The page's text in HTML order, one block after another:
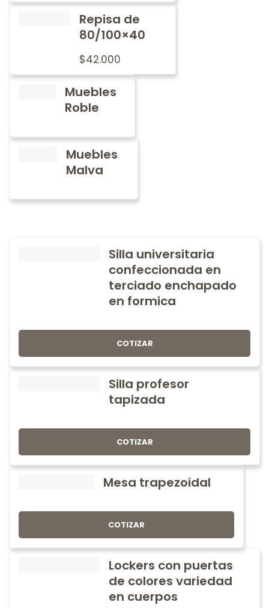
Repisa de
80/100×40
$42.000
Muebles
Roble
Muebles
Malva
Silla universitaria
confeccionada en
terciado enchapado
en formica
COTIZAR
Silla profesor
tapizada
COTIZAR
Mesa trapezoidal
COTIZAR
Lockers con puertas
de colores variedad
en cuerpos